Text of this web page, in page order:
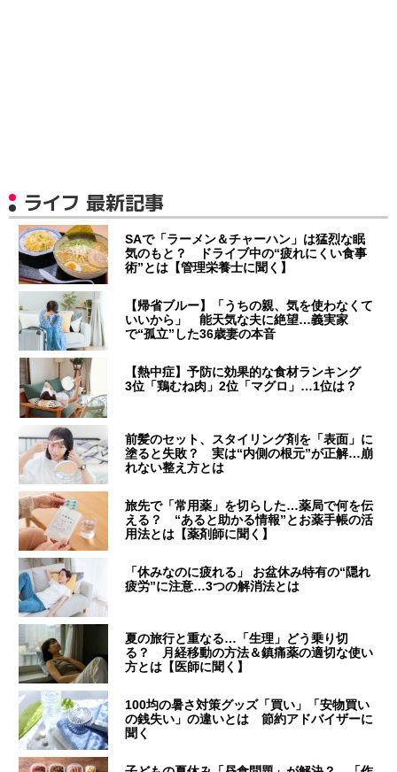
ライフ 最新記事
SAで「ラーメン＆チャーハン」は猛烈な眠
気のもと？ ドライブ中の“疲れにくい食事
術”とは【管理栄養士に聞く】
【帰省ブルー】「うちの親、気を使わなくて
いいから」 能天気な夫に絶望…義実家
で“孤立”した36歳妻の本音
【熱中症】予防に効果的な食材ランキング
3位「鶏むね肉」2位「マグロ」…1位は？
前髪のセット、スタイリング剤を「表面」に
塗ると失敗？ 実は“内側の根元”が正解…崩
れない整え方とは
旅先で「常用薬」を切らした…薬局で何を伝
える？ “あると助かる情報”とお薬手帳の活
用法とは【薬剤師に聞く】
「休みなのに疲れる」 お盆休み特有の“隠れ
疲労”に注意…3つの解消法とは
夏の旅行と重なる…「生理」どう乗り切
る？ 月経移動の方法＆鎮痛薬の適切な使い
方とは【医師に聞く】
100均の暑さ対策グッズ「買い」「安物買い
の銭失い」の違いとは 節約アドバイザーに
聞く